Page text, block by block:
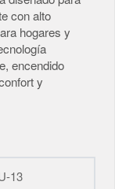
con alto
hogares y
encendido
y
13